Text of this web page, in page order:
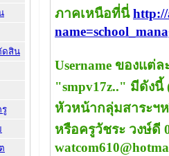
ดสิน
ภาคเหนือที่นี่http://
Username ของแต่
"smpv17z.." มีดัง
หัวหน้ากลุ่มสาระฯ
หรือครูวัชระ วงษ์ดี